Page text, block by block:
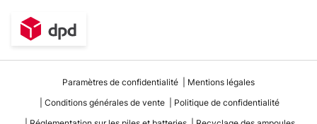
Paramètres de confidentialité
Mentions légales
Conditions générales de vente
Politique de confidentialité